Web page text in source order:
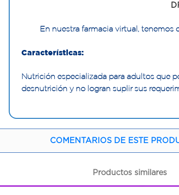
En nuestra farmacia virtual, tenemos
Características:
Nutrición especializada para adultos que
desnutrición y no logran suplir sus
COMENTARIOS DE ESTE
Productos similares